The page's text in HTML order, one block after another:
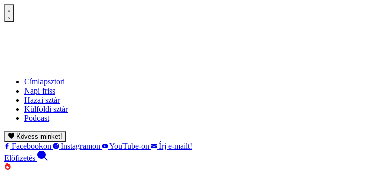
Címlapsztori
Napi friss
Hazai sztár
Külföldi sztár
Podcast
Kövess minket!
Facebookon Instagramon YouTube-on
Írj e-mailt!
Előfizetés